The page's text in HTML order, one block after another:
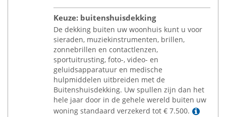
Keuze: buitenshuisdekking
De dekking buiten uw woonhuis kunt u voor
sieraden, muziekinstrumenten, brillen,
zonnebrillen en contactlenzen,
sportuitrusting, foto-, video- en
geluidsapparatuur en medische
hulpmiddelen uitbreiden met de
Buitenshuisdekking. Uw spullen zijn dan het
hele jaar door in de gehele wereld buiten uw
woning standaard verzekerd tot € 7.500. Lees